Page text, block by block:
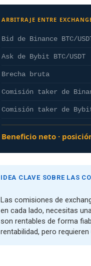
ARBITRAJE ENTRE
Bid de Binance BTC/
Ask de Bybit BTC/USDT
Brecha bruta
Comisión taker de
Comisión taker de
Beneficio neto ·
IDEA CLAVE SOBRE LAS
Las comisiones de
en cada lado, necesitas
son rentables de forma
rentabilidad, pero